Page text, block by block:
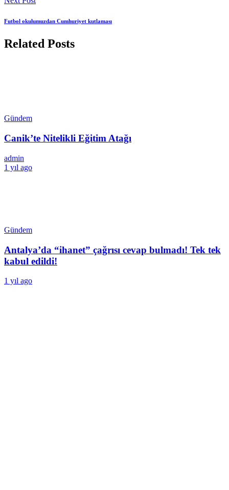
Futbol okulumuzdan Cumhuriyet kutlaması
Related Posts
Gündem
Canik’te Nitelikli Eğitim Atağı
admin
1 yıl ago
Gündem
Antalya’da “ihanet” çağrısı cevap bulmadı! Tek tek
kabul edildi!
1 yıl ago